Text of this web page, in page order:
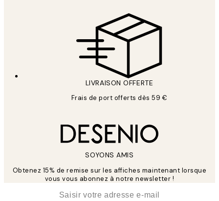
LIVRAISON OFFERTE
Frais de port offerts dès 59 €
SOYONS AMIS
Obtenez 15% de remise sur les affiches maintenant lorsque
vous vous abonnez à notre newsletter !